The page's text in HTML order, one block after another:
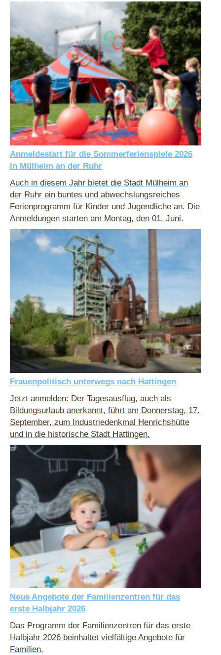
Anmeldestart für die Sommerferienspiele 2026
in Mülheim an der Ruhr
Auch in diesem Jahr bietet die Stadt Mülheim an
der Ruhr ein buntes und abwechslungsreiches
Ferienprogramm für Kinder und Jugendliche an. Die
Anmeldungen starten am Montag, den 01. Juni.
Frauenpolitisch unterwegs nach Hattingen
Jetzt anmelden: Der Tagesausflug, auch als
Bildungsurlaub anerkannt, führt am Donnerstag, 17.
September, zum Industriedenkmal Henrichshütte
und in die historische Stadt Hattingen.
Neue Angebote der Familienzentren für das
erste Halbjahr 2026
Das Programm der Familienzentren für das erste
Halbjahr 2026 beinhaltet vielfältige Angebote für
Familien.